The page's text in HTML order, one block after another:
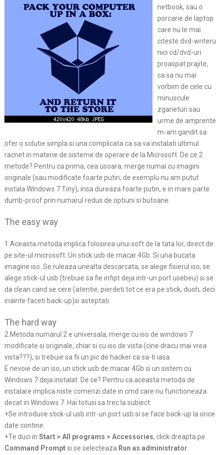
netbook, sau o
porcarie de laptop
care nu le mai
citeste dvd-writeru
nici cd/dvd-uri
proaspat prajite,
ca sa nu mai
vorbim de cele cu
minuscule
zgarieturi sau
urme de amprente
m-am gandit sa
ofer o solutie simpla si una complicata ca sa va instalati ultimul
racnet in materie de sisteme de operare de la Microsoft. De ce 2
metode? Pentru ca prima, cea usoara, merge numai cu imagini
originale (sau modificate foarte putin, de exemplu nu am putut
instala Windows 7 Tiny), insa dureaza foarte putin, e in mare parte
dumb-proof prin numarul redus de optiuni si butoane.
The easy way
1.Aceasta metoda implica folosirea unui soft de la tata lor, direct de
pe site-ul microsoft. Un stick usb de macar 4Gb. Si una bucata
imagine iso. Se ruleaza unealta descarcata, se alege fisierul iso, se
alege stick-ul usb (trebuie sa fie infipt deja intr-un port usebeu) si se
da clean cand se cere (atentie, pierdeti tot ce era pe stick, duoh, deci
inainte faceti back-up)si asteptati.
The hard way
2.Metoda numarul 2 e universala, merge cu iso de windows 7
modificate si originale, chiar si cu iso de vista (cine dracu mai vrea
vista???), si trebuie sa fii un pic de hacker ca sa-ti iasa.
E nevoie de un iso, un stick usb de macar 4Gb si un sistem cu
Windows 7 deja instalat. De ce? Pentru ca aceasta metoda de
instalare implica niste comenzi date in cmd care nu functioneaza
decat in Windows 7. Hai totusi sa trec la subiect:
+Se introduce stick-ul usb intr-un port usb si se face back-up la orice
date contine.
+Te duci in Start > All programs > Accessories, click dreapta pe
Command Promptsi se selecteaza Run as administrator